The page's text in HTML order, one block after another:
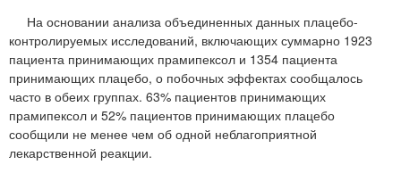
На основании анализа объединенных данных плацебо-
контролируемых исследований, включающих суммарно 1923
пациента принимающих прамипексол и 1354 пациента
принимающих плацебо, о побочных эффектах сообщалось
часто в обеих группах. 63% пациентов принимающих
прамипексол и 52% пациентов принимающих плацебо
сообщили не менее чем об одной неблагоприятной
лекарственной реакции.